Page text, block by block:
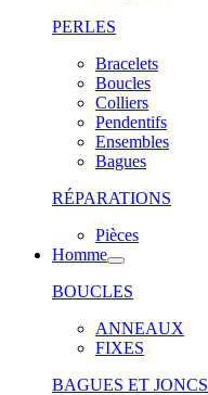
PERLES
Bracelets
Boucles
Colliers
Pendentifs
Ensembles
Bagues
RÉPARATIONS
Pièces
Homme
BOUCLES
ANNEAUX
FIXES
BAGUES ET JONCS